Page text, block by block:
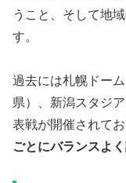
うこと、そして地
す。
過去には札幌ドー
県）、新潟スタジ
表戦が開催されてお
ごとにバランスよ